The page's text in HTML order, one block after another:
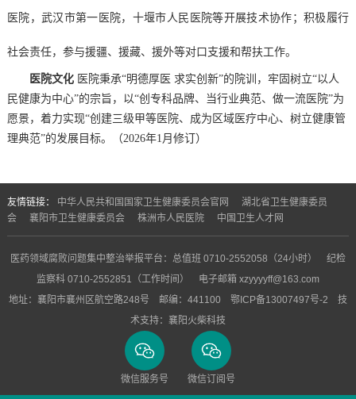
医院，武汉市第一医院，十堰市人民医院等开展技术协作；积极履行
社会责任，参与援疆、援藏、援外等对口支援和帮扶工作。
医院文化 医院秉承“明德厚医 求实创新”的院训，牢固树立“以人
民健康为中心”的宗旨，以“创专科品牌、当行业典范、做一流医院”为
愿景，着力实现“创建三级甲等医院、成为区域医疗中心、树立健康管
理典范”的发展目标。
（2026年1月修订）
友情链接： 中华人民共和国国家卫生健康委员会官网
湖北省卫生健康委员
会
襄阳市卫生健康委员会 株洲市人民医院 中国卫生人才网
医药领域腐败问题集中整治举报平台：总值班 0710-2552058（24小时） 纪检
监察科 0710-2552851（工作时间） 电子邮箱 xzyyyyff@163.com
地址：襄阳市襄州区航空路248号 邮编：441100 鄂ICP备13007497号-2 技
术支持： 襄阳火柴科技
微信服务号 微信订阅号